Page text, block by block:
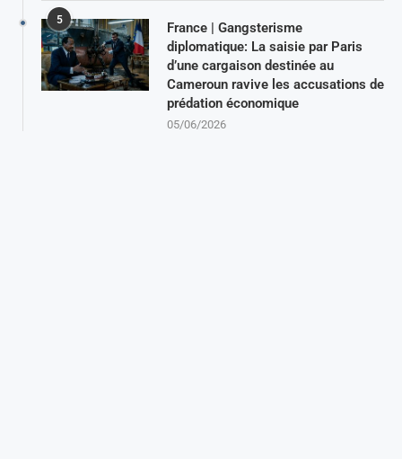
5
France | Gangsterisme
diplomatique: La saisie par Paris
d’une cargaison destinée au
Cameroun ravive les accusations de
prédation économique
05/06/2026